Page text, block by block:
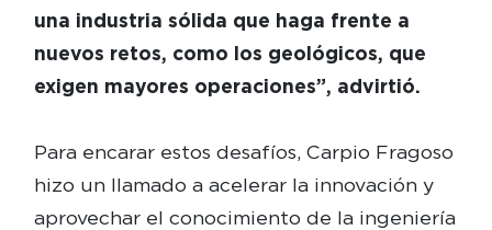
una industria sólida que haga frente a
nuevos retos, como los geológicos, que
exigen mayores operaciones”, advirtió.
Para encarar estos desafíos, Carpio Fragoso
hizo un llamado a acelerar la innovación y
aprovechar el conocimiento de la ingeniería